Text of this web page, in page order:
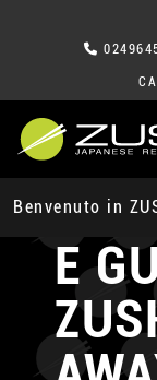
Benvenuto in
E